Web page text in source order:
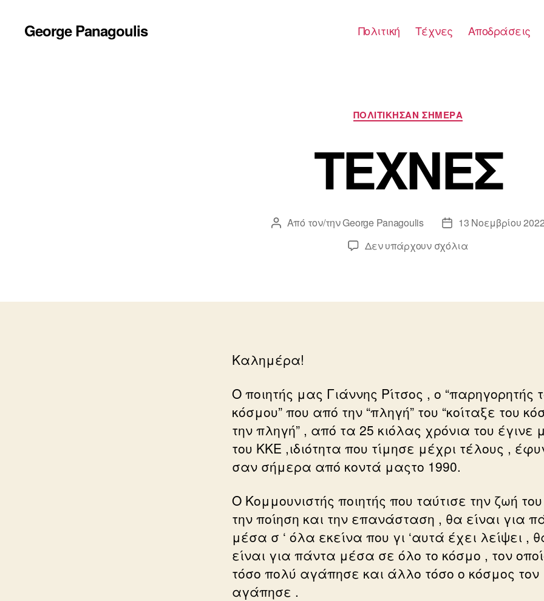
George Panagoulis Πολιτική Τέχνες Αποδράσεις
Κατηγορίες
ΠΟΛΙΤΙΚΗΣΑΝ ΣΗΜΕΡΑ
ΤΕΧΝΕΣ
Συντάκτης
Από τον/τηνGeorge Panagoulis
Ημ.13 Νοεμβρίου
Δεν υπάρχουν σχόλιαστο
Καλημέρα!
Ο ποιητής μας Γιάννης Ρίτσος , ο “παρηγορητής
κόσμου” που από την “πληγή” του “κοίταξε του
την πληγή” , από τα 25 κιόλας χρόνια του έγινε
του ΚΚΕ ,ιδιότητα που τίμησε μέχρι τέλους ,
σαν σήμερα από κοντά μαςτο 1990.
Ο Κομμουνιστής ποιητής που ταύτισε την ζωή
την ποίηση και την επανάσταση , θα είναι για
μέσα σ ‘ όλα εκείνα που γι ‘αυτά έχει λείψει ,
είναι για πάντα μέσα σε όλο το κόσμο , τον
τόσο πολύ αγάπησε και άλλο τόσο ο κόσμος τον
αγάπησε .